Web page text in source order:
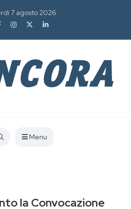
7 agosto 2026
Menu
la Convocazione